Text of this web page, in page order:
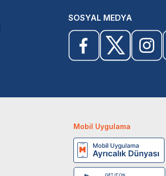
SOSYAL MEDYA
Mobil Uygulama